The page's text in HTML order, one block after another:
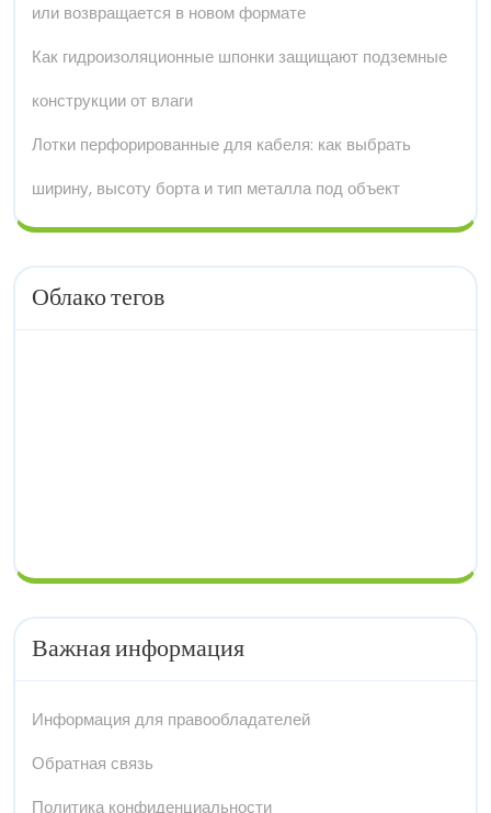
или возвращается в новом формате
Как гидроизоляционные шпонки защищают подземные
конструкции от влаги
Лотки перфорированные для кабеля: как выбрать
ширину, высоту борта и тип металла под объект
Облако тегов
Важная информация
Информация для правообладателей
Обратная связь
Политика конфиденциальности